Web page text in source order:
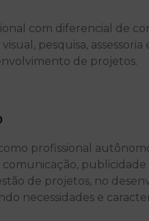
com diferencial de
pesquisa,
de projetos.
profissional
comunicação,
de projetos, no
necessidades e